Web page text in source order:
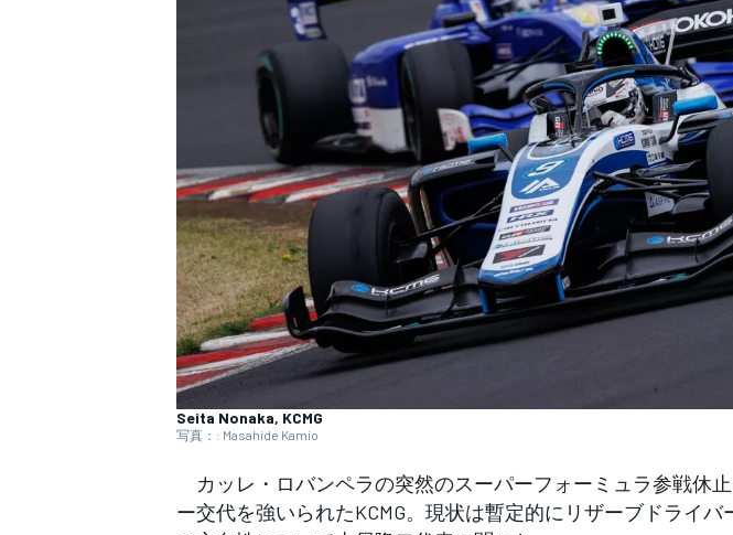
Seita Nonaka, KCMG
写真：: Masahide Kamio
カッレ・ロバンペラの突然のスーパーフォーミュラ参戦休
ー交代を強いられたKCMG。現状は暫定的にリザーブドライ